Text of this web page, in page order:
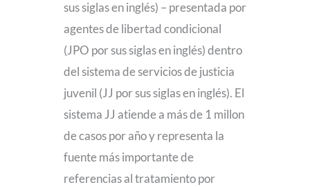
sus siglas en inglés) – presentada por
agentes de libertad condicional
(JPO por sus siglas en inglés) dentro
del sistema de servicios de justicia
juvenil (JJ por sus siglas en inglés). El
sistema JJ atiende a más de 1 millon
de casos por año y representa la
fuente más importante de
referencias al tratamiento por